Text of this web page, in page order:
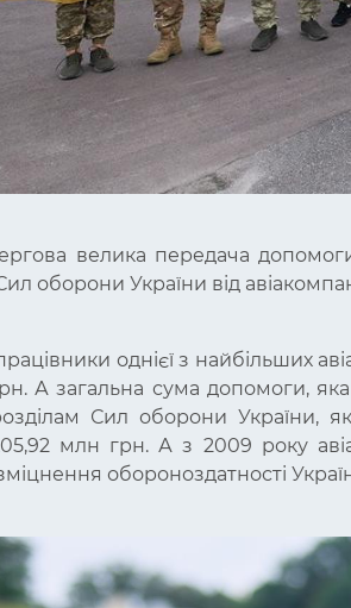
велика передача
оборони України від
однієї з найбільших
А загальна сума допомоги,
Сил оборони України,
млн грн. Аз 2009 року
обороноздатності